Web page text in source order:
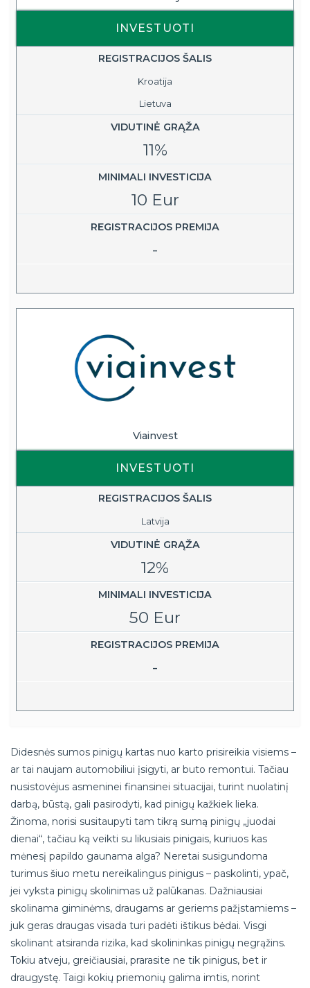
INVESTUOTI
REGISTRACIJOS ŠALIS
Kroatija
Lietuva
VIDUTINĖ GRĄŽA
11%
MINIMALI INVESTICIJA
10 Eur
REGISTRACIJOS PREMIJA
-
Viainvest
INVESTUOTI
REGISTRACIJOS ŠALIS
Latvija
VIDUTINĖ GRĄŽA
12%
MINIMALI INVESTICIJA
50 Eur
REGISTRACIJOS PREMIJA
-
Didesnės sumos pinigų kartas nuo karto prisireikia visiems –
ar tai naujam automobiliui įsigyti, ar buto remontui. Tačiau
nusistovėjus asmeninei finansinei situacijai, turint nuolatinį
darbą, būstą, gali pasirodyti, kad pinigų kažkiek lieka.
Žinoma, norisi susitaupyti tam tikrą sumą pinigų „juodai
dienai“, tačiau ką veikti su likusiais pinigais, kuriuos kas
mėnesį papildo gaunama alga? Neretai susigundoma
turimus šiuo metu nereikalingus pinigus – paskolinti, ypač,
jei vyksta pinigų skolinimas už palūkanas. Dažniausiai
skolinama giminėms, draugams ar geriems pažįstamiems –
juk geras draugas visada turi padėti ištikus bėdai. Visgi
skolinant atsiranda rizika, kad skolininkas pinigų negrąžins.
Tokiu atveju, greičiausiai, prarasite ne tik pinigus, bet ir
draugystę. Taigi kokių priemonių galima imtis, norint